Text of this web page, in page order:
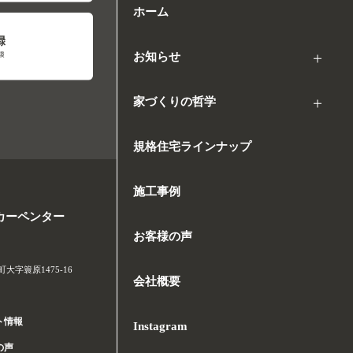
ホーム
お知らせ
家づくりの哲学
規格住宅ラインナップ
施工事例
お客様の声
会社概要
Instagram
ーペンター
大字簑原1475-16
情報
声